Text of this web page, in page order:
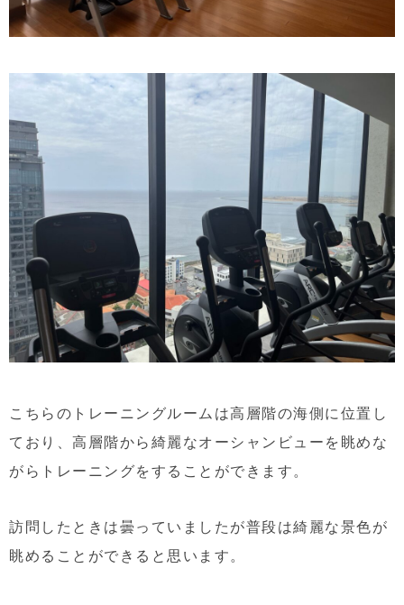
こちらのトレーニングルームは高層階の海側に位置し
ており、高層階から綺麗なオーシャンビューを眺めな
がらトレーニングをすることができます。
訪問したときは曇っていましたが普段は綺麗な景色が
眺めることができると思います。